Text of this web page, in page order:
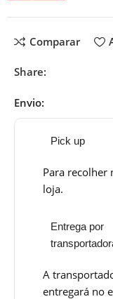
Comparar
Share:
Envio:
Pick up
Para recolher
loja.
Entrega por
A
entregará no